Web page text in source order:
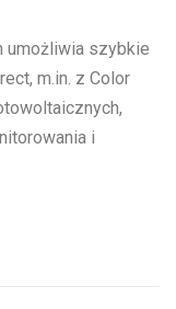
umożliwia szybkie
m.in. z Color
i